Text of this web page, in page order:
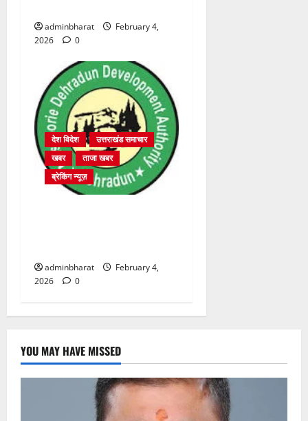
adminbharat
February 4,
2026
0
देश विदेश
उत्तराखंड समाचार
खबर
ताजा खबर
ब्रेकिंग न्यूज़
adminbharat
February 4,
2026
0
YOU MAY HAVE MISSED